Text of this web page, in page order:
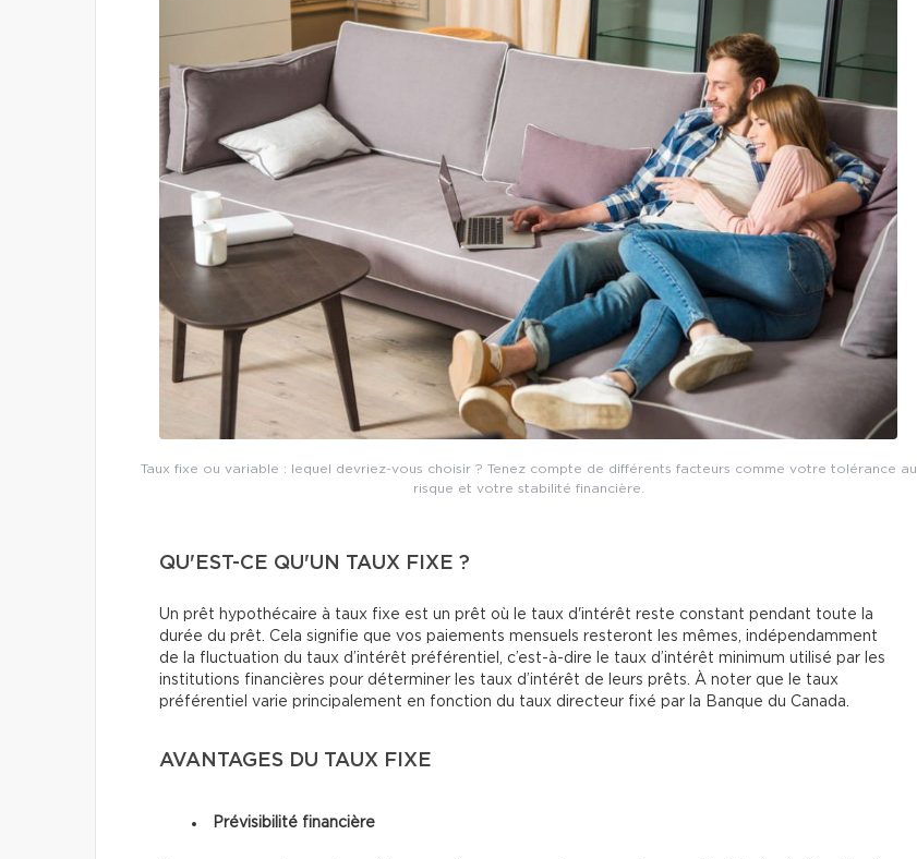
Taux fixe ou variable : lequel devriez-vous choisir ? Tenez compte de différents facteurs comme votre tolérance au
risque et votre stabilité financière.
QU'EST-CE QU'UN TAUX FIXE ?
Un prêt hypothécaire à taux fixe est un prêt où le taux d'intérêt reste constant pendant toute la
durée du prêt. Cela signifie que vos paiements mensuels resteront les mêmes, indépendamment
de la fluctuation du taux d’intérêt préférentiel, c’est-à-dire le taux d’intérêt minimum utilisé par les
institutions financières pour déterminer les taux d’intérêt de leurs prêts. À noter que le taux
préférentiel varie principalement en fonction du taux directeur fixé par la Banque du Canada.
AVANTAGES DU TAUX FIXE
Prévisibilité financière